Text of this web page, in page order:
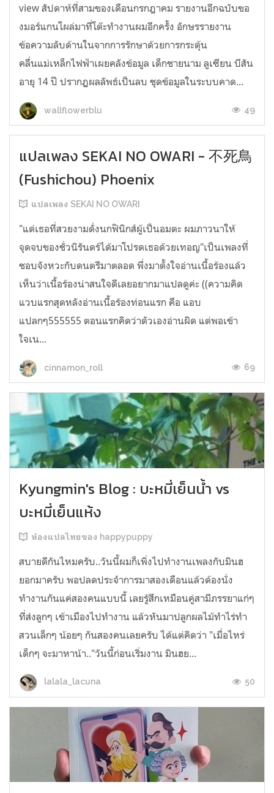
view สัปดาห์ที่สามของเดือนกรกฎาคม รายงานอีกฉบับขอ
งมอร์แกนโผล่มาที่โต๊ะทำงานผมอีกครั้ง อักษรรายงาน
ข้อความลับด้านในจากการรักษาด้วยการกระตุ้น
คลื่นแม่เหล็กไฟฟ้าเผยคลังข้อมูล เด็กชายนาม ลูเซียน บีสัน
อายุ 14 ปี ปรากฏผลลัพธ์เป็นลบ ชุดข้อมูลในระบบคาด...
wallflowerblu 49
แปลเพลง SEKAI NO OWARI - 不死鳥
(Fushichou) Phoenix
แปลเพลง SEKAI NO OWARI
"แด่เธอที่สวยงามดั่งนกฟินิกส์ผู้เป็นอมตะ ผมภาวนาให้
จุดจบของชั่วนิรันดร์ได้มาโปรดเธอด้วยเทอญ"เป็นเพลงที่
ชอบจังหวะกับดนตรีมาตลอด พึ่งมาตั้งใจอ่านเนื้อร้องแล้ว
เห็นว่าเนื้อร้องน่าสนใจดีเลยอยากมาแปลดูค่ะ ((ความคิด
แวบแรกสุดหลังอ่านเนื้อร้องท่อนแรก คือ แอบ
แปลกๆ555555 ตอนแรกคิดว่าตัวเองอ่านผิด แต่พอเข้า
ใจเน...
cinnamon_roll 69
Kyungmin's Blog : บะหมี่เย็นน้ำ vs
บะหมี่เย็นแห้ง
ห้องแปลไทยของ happypuppy
สบายดีกันไหมครับ..วันนี้ผมก็เพิ่งไปทำงานเพลงกับมินฮ
ยอกมาครับ พอปลดประจำการมาสองเดือนแล้วต้องนั่ง
ทำงานกันแค่สองคนแบบนี้ เลยรู้สึกเหมือนคู่สามีภรรยาแก่ๆ
ที่ส่งลูกๆ เข้าเมืองไปทำงาน แล้วหันมาปลูกผลไม้ทำไร่ทำ
สวนเล็กๆ น้อยๆ กันสองคนเลยครับ ได้แต่คิดว่า "เมื่อไหร่
เด็กๆ จะมาหาน้า.."วันนี้ก่อนเริ่มงาน มินฮย...
lalala_lacuna 50